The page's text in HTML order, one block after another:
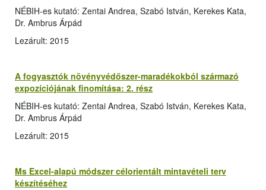
NÉBIH-es kutató: Zentai Andrea, Szabó István, Kerekes Kata,
Dr. Ambrus Árpád
Lezárult: 2015
A fogyasztók növényvédőszer-maradékokból származó
expozíciójának finomítása: 2. rész
NÉBIH-es kutató: Zentai Andrea, Szabó István, Kerekes Kata,
Dr. Ambrus Árpád
Lezárult: 2015
Ms Excel-alapú módszer célorientált mintavételi terv
készítéséhez